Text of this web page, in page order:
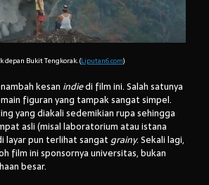
depan Bukit Tengkorak. (Liputan6.com)
kesan indiedi film ini. Salah satunya
figuran yang tampak sangat simpel.
yang diakali sedemikian rupa sehingga
asli (misal laboratorium atau istana
layar pun terlihat sangat grainy. Sekali lagi,
film ini sponsornya universitas, bukan
besar.